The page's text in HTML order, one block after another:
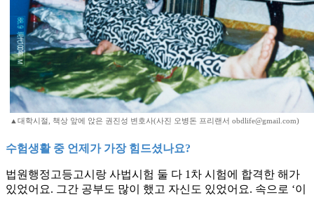
▲대학시절, 책상 앞에 앉은 권진성 변호사(사진 오병돈 프리랜서 obdlife@gmail.com)
수험생활 중 언제가 가장 힘드셨나요?
법원행정고등고시랑 사법시험 둘 다 1차 시험에 합격한 해가
있었어요. 그간 공부도 많이 했고 자신도 있었어요. 속으로 ‘이